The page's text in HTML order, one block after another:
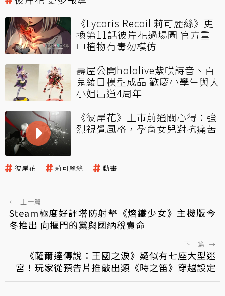
《Lycoris Recoil 莉可麗絲》更
換第11話彼岸花過場圖 官方重
申植物有毒勿模仿
壽屋公開hololive紫咲詩音、百
鬼綾目模型成品 歡慶小學生與大
小姐出道4周年
《彼岸花》上市前通關心得：強
烈視覺風格，孕育女兒對抗痛苦
彼岸花 莉可麗絲 動畫
← 上一篇
Steam極度好評塔防射擊《熔鐵少女》主機版今
冬推出 向摳門的黨與國納稅賣命
下一篇 →
《薩爾達傳說：王國之淚》疑似有七座大型迷
宮！玩家從預告片推敲出類《時之笛》穿越設定